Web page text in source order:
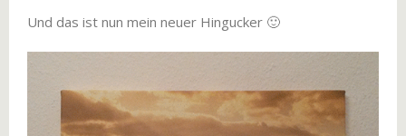
Und das ist nun mein neuer Hingucker 🙂